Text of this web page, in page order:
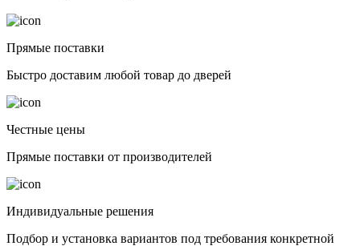
Прямые поставки
Быстро доставим любой товар до дверей
Честные цены
Прямые поставки от производителей
Индивидуальные решения
Подбор и установка вариантов под требования конкретной